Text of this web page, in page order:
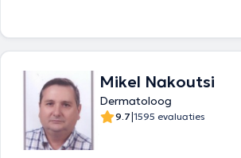
Mikel Nakoutsi
Dermatoloog
9.7|1595 evaluaties